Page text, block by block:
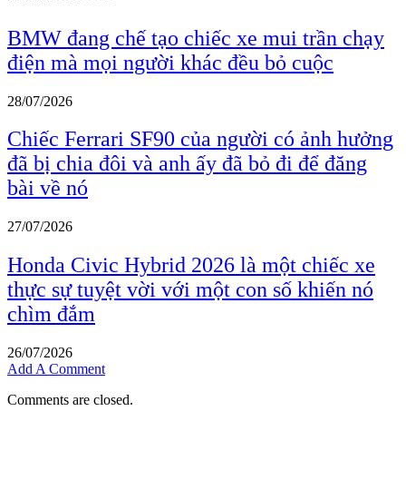
BMW đang chế tạo chiếc xe mui trần chạy
điện mà mọi người khác đều bỏ cuộc
28/07/2026
Chiếc Ferrari SF90 của người có ảnh hưởng
đã bị chia đôi và anh ấy đã bỏ đi để đăng
bài về nó
27/07/2026
Honda Civic Hybrid 2026 là một chiếc xe
thực sự tuyệt vời với một con số khiến nó
chìm đắm
26/07/2026
Add A Comment
Comments are closed.